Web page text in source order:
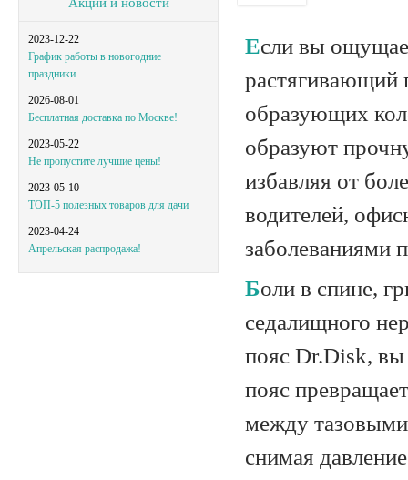
2023-12-22
График работы в новогодние
праздники
2026-08-01
Бесплатная доставка по Москве!
2023-05-22
Не пропустите лучшие цены!
2023-05-10
ТОП-5 полезных товаров для дачи
2023-04-24
Апрельская распродажа!
Если вы ощущаете дискомфорт в спине и пояснице – выбирайте
растягивающий
образующих
образуют
избавляя от
водителей,
заболеваниями
Боли в спине, грыжа, дегенерация дисков, спинальный стеноз, невралгия
седалищного
пояс Dr.Disk, вы
пояс
между
снимая